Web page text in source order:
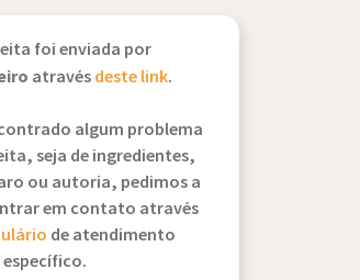
foi enviada por
atravésdeste link.
algum problema
seja de ingredientes,
ou autoria, pedimos a
em contato através
de atendimento
específico.